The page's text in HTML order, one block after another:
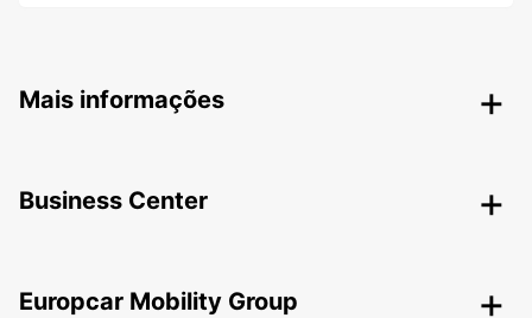
Mais informações
Business Center
Europcar Mobility Group